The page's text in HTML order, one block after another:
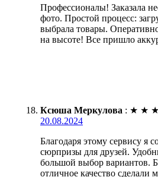
Профессионалы! Заказала
фото. Простой процесс:
выбрала товары.
на высоте! Все пришло
Ксюша Меркулова : ★ ★ ★
20.08.2024
Благодаря этому сервису я
сюрпризы для друзей.
большой выбор вариантов.
отличное качество сделали